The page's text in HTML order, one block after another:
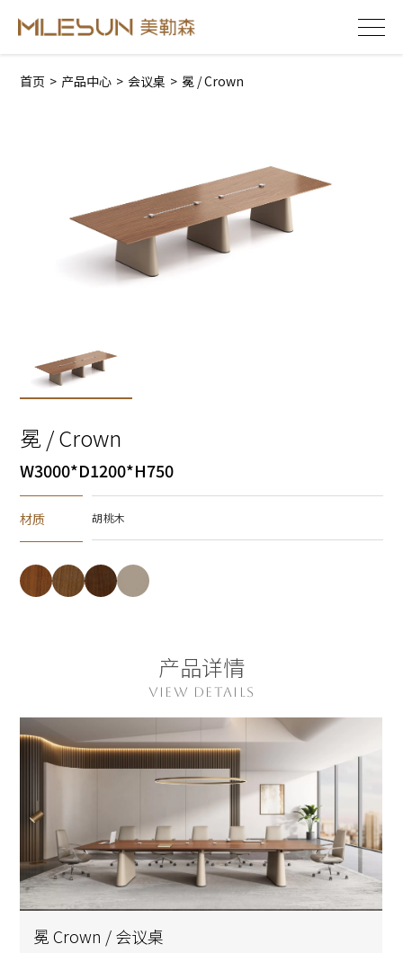
首页 > 产品中心 > 会议桌 > 冕 / Crown
冕 / Crown
W3000*D1200*H750
材质 胡桃木
产品详情
VIEW DETAILS
冕 Crown / 会议桌